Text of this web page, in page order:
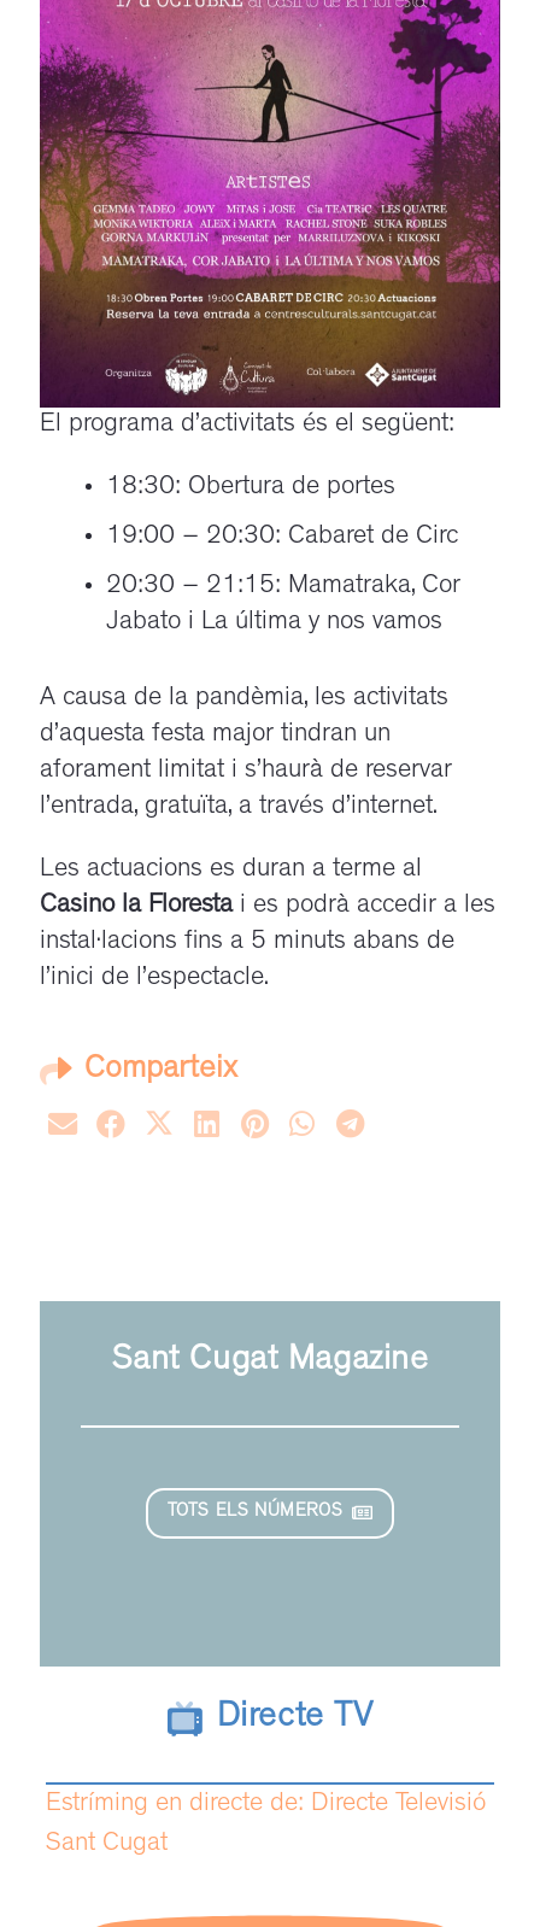
El programa d’activitats és el següent:
18:30: Obertura de portes
19:00 – 20:30: Cabaret de Circ
20:30 – 21:15: Mamatraka, Cor
Jabato i La última y nos vamos
A causa de la pandèmia, les activitats
d’aquesta festa major tindran un
aforament limitat i s’haurà de reservar
l’entrada, gratuïta, a través d’internet.
Les actuacions es duran a terme al
Casino la Florestai es podrà accedir a les
instal·lacions fins a 5 minuts abans de
l’inici de l’espectacle.
Comparteix
Sant Cugat Magazine
TOTS ELS NÚMEROS
Directe TV
Estríming en directe de: Directe Televisió
Sant Cugat